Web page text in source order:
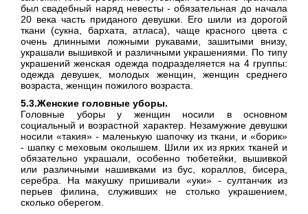
был свадебный наряд невесты - обязательная до начала
20 века часть приданого девушки. Его шили из дорогой
ткани (сукна, бархата, атласа), чаще красного цвета с
очень длинными ложными рукавами, зашитыми внизу,
украшали вышивкой и различными украшениями. По типу
украшений женская одежда подразделяется на 4 группы:
одежда девушек, молодых женщин, женщин среднего
возраста, женщин пожилого возраста.
5.3.Женские головные уборы.
Головные уборы у женщин носили в основном
социальный и возрастной характер. Незамужние девушки
носили «такия» - маленькую шапочку из ткани, и «борик»
- шапку с меховым околышем. Шили их из ярких тканей и
обязательно украшали, особенно тюбетейки, вышивкой
или различными нашивками из бус, кораллов, бисера,
серебра. На макушку пришивали «уки» - султанчик из
перьев филина, служивших не столько украшением,
сколько оберегом.